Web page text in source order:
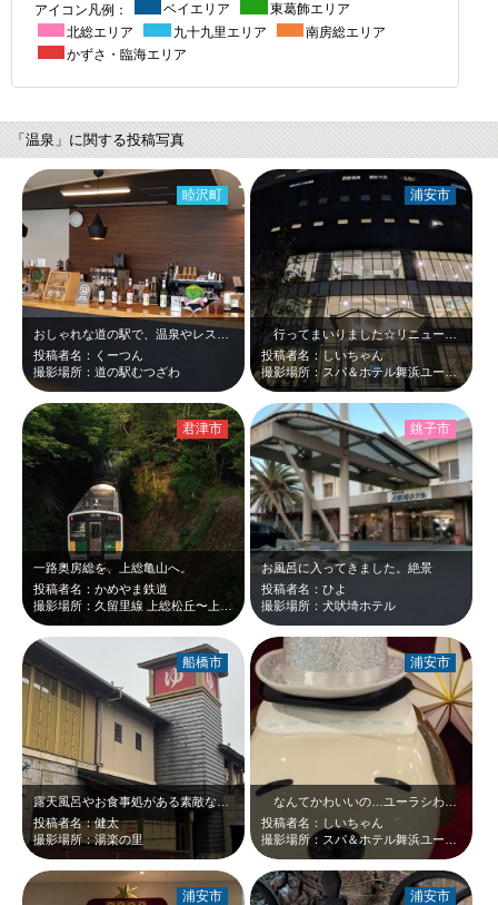
アイコン凡例： ベイエリア
東葛飾エリア
北総エリア
九十九里エリア
南房総エリア
かずさ・臨海エリア
「温泉」に関する投稿写真
投稿者名：くーつん
撮影場所：道の駅むつざわ
睦沢町
投稿者名：しいちゃん
撮影場所：スパ＆ホテル舞浜ユーラシア
浦安市
一路奥房総を、上総亀山へ。
投稿者名：かめやま鉄道
君津市
お風呂に入ってきました。絶景
投稿者名：ひよ
撮影場所：犬吠埼ホテル
銚子市
投稿者名：健太
撮影場所：湯楽の里
船橋市
なんてかわいいの…ユーラシわん❤銀色のシルクハット、赤の絨毯に背景…決まって…
投稿者名：しいちゃん
浦安市
浦安市 浦安市